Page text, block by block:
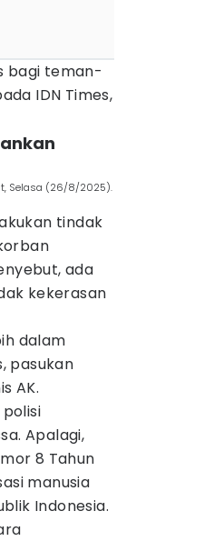
bagi teman-
IDN Times,
Selasa (26/8/2025).
tindak
ada
kekerasan
dalam
pasukan
AK.
Apalagi,
8 Tahun
manusia
Indonesia.